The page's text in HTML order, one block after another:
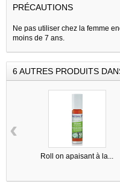
PRÉCAUTIONS
Ne pas utiliser chez la femme
moins de 7 ans.
6 AUTRES PRODUITS
Roll on apaisant à la...
‹